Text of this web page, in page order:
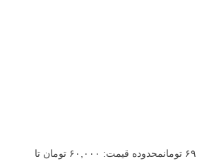
تومان
محدوده قیمت: ۶۰,۰۰۰ تومان تا